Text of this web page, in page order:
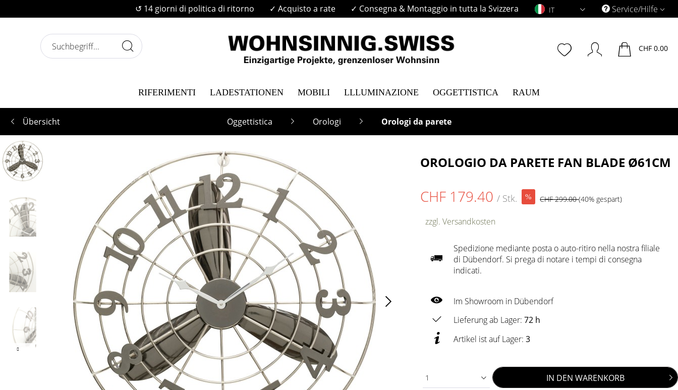
↺ 14 giorni di politica di ritorno ✓ Acquisto a rate ✓ Consegna & Montaggio in tutta la Svizzera IT Service/Hilfe
CHF 0.00
RIFERIMENTI LADESTATIONEN MOBILI LLLUMINAZIONE OGGETTISTICA RAUM
Übersicht Oggettistica Orologi Orologi da parete
OROLOGIO DA PARETE FAN BLADE Ø61CM
CHF 179.40/ Stk. CHF 299.00(40% gespart)
zzgl. Versandkosten
Spedizione mediante posta o auto-ritiro nella nostra filiale
di Dübendorf. Si prega di notare i tempi di consegna
indicati.
Im Showroom in Dübendorf
Lieferung ab Lager:72 h
Artikel ist auf Lager:3
1 IN DEN WARENKORB